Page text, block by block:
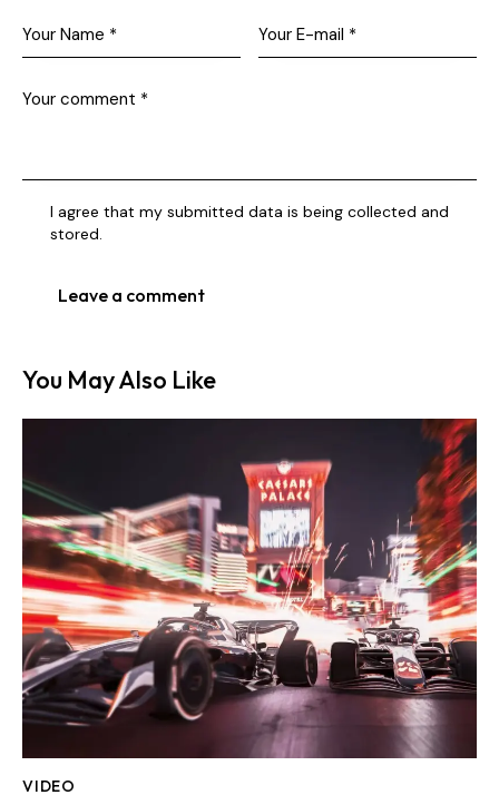
I agree that my submitted data is being collected and
stored.
You May Also Like
VIDEO